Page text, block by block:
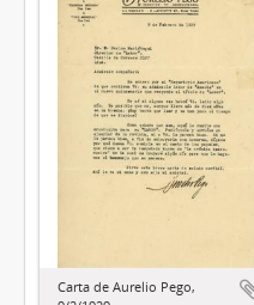
Carta de Aurelio Pego,